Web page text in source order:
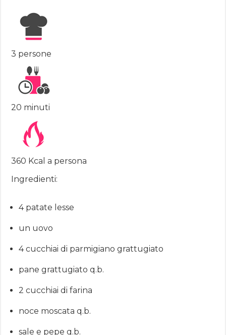
3 persone
20 minuti
360 Kcal a persona
Ingredienti:
4 patate lesse
un uovo
4 cucchiai di parmigiano grattugiato
pane grattugiato q.b.
2 cucchiai di farina
noce moscata q.b.
sale e pepe q.b.